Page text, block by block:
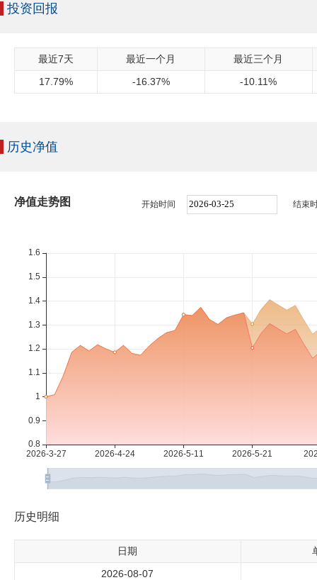
投资回报
最近7天 最近一个月
最近三个月
17.79%
-16.37% -10.11%
历史净值
净值走势图 开始时间 结束
历史明细
日期
2026-08-07